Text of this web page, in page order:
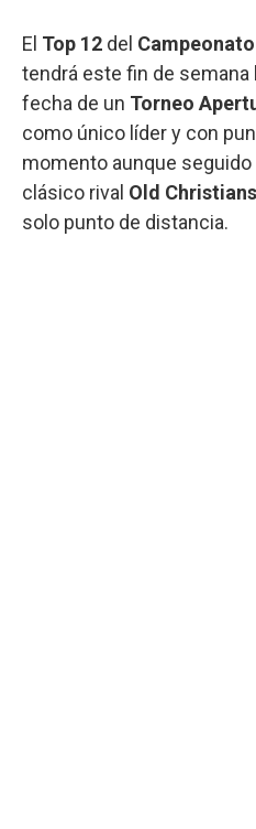
El Top 12 del
tendrá este fin de semana
fecha de un Torneo
como único líder y con
momento aunque
clásico rival Old Christians
solo punto de distancia.